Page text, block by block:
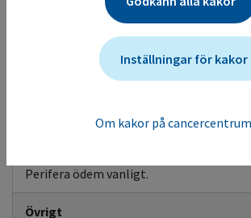
Huvudvärk. Perifer neuropati. Yrsel.
Rapporter finns om icke-infektiös
Barrés syndrom och myasteniskt syndrom.
Ledsmärta och muskelsmärta vanligt.
Perifera ödem vanligt.
Övrigt
Inställningar för kakor
Om kakor på